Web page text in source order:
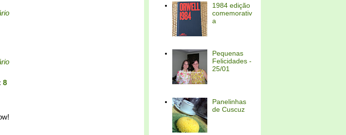
8
1984 edição
comemorativ
a
Pequenas
Felicidades -
25/01
Panelinhas
de Cuscuz